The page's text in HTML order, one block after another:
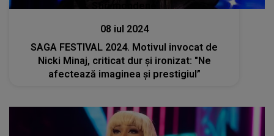
08 iul 2024
SAGA FESTIVAL 2024. Motivul invocat de
Nicki Minaj, criticat dur și ironizat: "Ne
afectează imaginea și prestigiul”